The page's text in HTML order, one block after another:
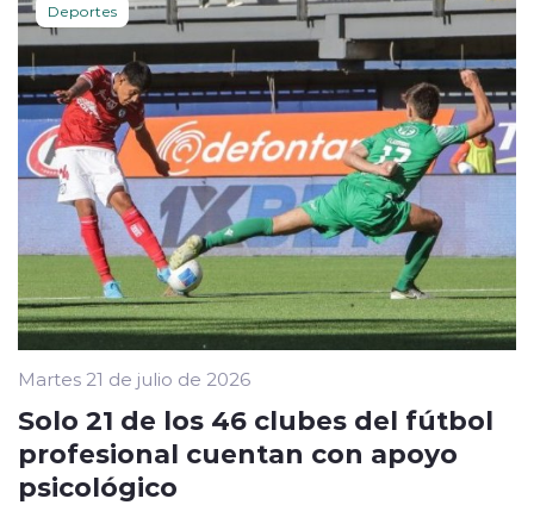
Deportes
Martes 21 de julio de 2026
Solo 21 de los 46 clubes del fútbol
profesional cuentan con apoyo
psicológico